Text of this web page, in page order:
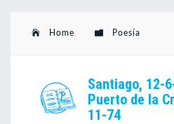
Home Poesía
Santiago, 12-
Puerto de la
11-74